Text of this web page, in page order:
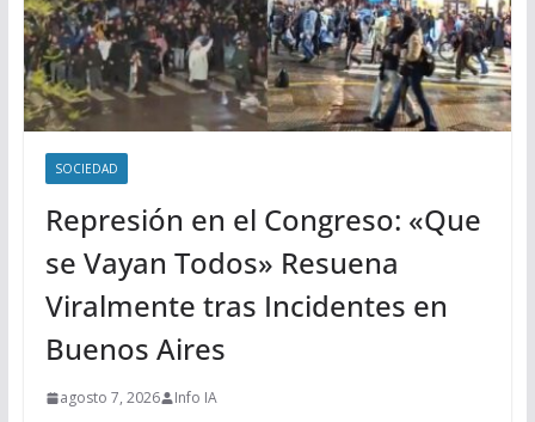
SOCIEDAD
Represión en el Congreso: «Que
se Vayan Todos» Resuena
Viralmente tras Incidentes en
Buenos Aires
agosto 7, 2026 Info IA